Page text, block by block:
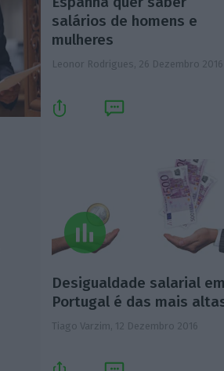
salários de homens e
mulheres
Leonor Rodrigues, 26 Dezembro 2016
Desigualdade salarial
Portugal é das mais
Tiago Varzim, 12 Dezembro 2016